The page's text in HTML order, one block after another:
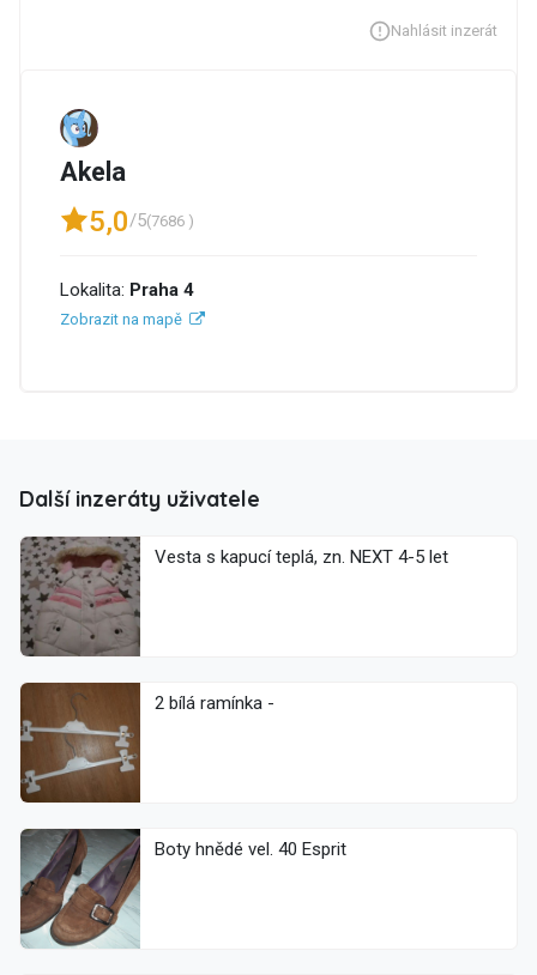
Nahlásit inzerát
Akela
5,0/5(7686 )
Lokalita: Praha 4
Zobrazit na mapě
Další inzeráty uživatele
Vesta s kapucí teplá, zn. NEXT 4-5 let
2 bílá ramínka -
Boty hnědé vel. 40 Esprit